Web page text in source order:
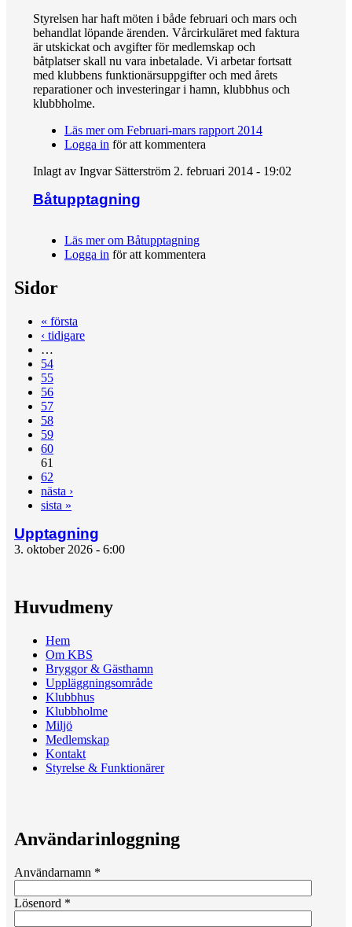
Styrelsen har haft möten i både februari och mars och
behandlat löpande ärenden. Vårcirkuläret med faktura
är utskickat och avgifter för medlemskap och
båtplatser skall nu vara inbetalade. Vi arbetar fortsatt
med klubbens funktionärsuppgifter och med årets
reparationer och investeringar i hamn, klubbhus och
klubbholme.
Läs merom Februari-mars rapport 2014
Logga in för att kommentera
Inlagt av Ingvar Sätterström 2. februari 2014 - 19:02
Båtupptagning
Läs merom Båtupptagning
Logga in för att kommentera
Sidor
« första
‹ tidigare
…
54
55
56
57
58
59
60
61
62
nästa ›
sista »
Upptagning
3. oktober 2026 - 6:00
Huvudmeny
Hem
Om KBS
Bryggor & Gästhamn
Uppläggningsområde
Klubbhus
Klubbholme
Miljö
Medlemskap
Kontakt
Styrelse & Funktionärer
Användarinloggning
Användarnamn *
Lösenord *